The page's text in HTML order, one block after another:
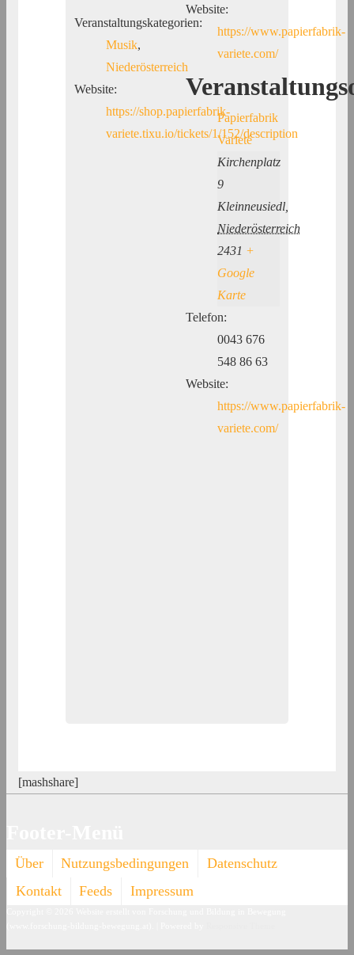
Veranstaltungskategorien:
Musik,
Niederösterreich
Website:
https://shop.papierfabrik-
variete.tixu.io/tickets/1/152/description
Website:
https://www.papierfabrik-
variete.com/
Papierfabrik
Varieté
Kirchenplatz
9
Kleinneusiedl
Niederösterreich
2431 +
Google
Karte
Telefon:
0043 676
548 86 63
Website:
https://www.papierfabrik-
variete.com/
[mashshare]
Über Nutzungsbedingungen
Datenschutz
Kontakt
Feeds Impressum